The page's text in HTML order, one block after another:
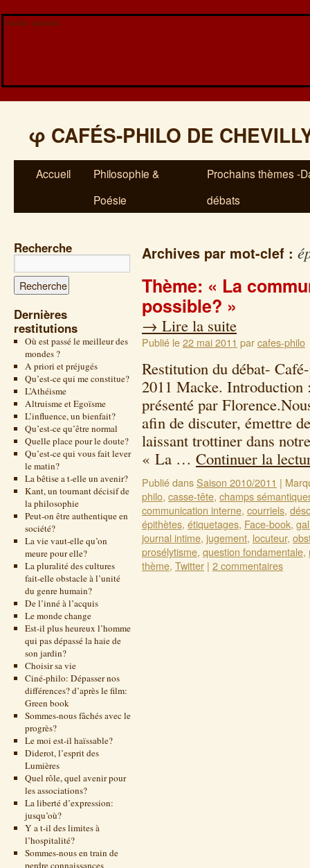
Veuillez patienter...
φ CAFÉS-PHILO DE
Accueil
Philosophie &
Poésie
Prochains thèmes -
débats
Recherche
Dernières
restitutions
Où est passé le meilleur des
mondes ?
A priori et préjugés
Qu’est-ce qui me constitue?
L’Athéisme
Altruisme et Egoïsme
L’influence, un bienfait?
Qu’est-ce qu’être normal
Quelle place pour le doute?
Qu’est-ce qui vous fait lever
le matin?
La bêtise a t-elle un avenir?
Kant, un tournant décisif de
la philosophie
Peut-on être authentique en
société?
La vie vaut-elle qu’on
meure pour elle?
La pluralité des cultures
fait-elle obstacle à l’unité
du genre humain?
De l’inné à l’acquis
Le monde change
Est-il plus heureux l’homme
qui pas dépassé la haie de
son jardin?
Choisir sa vie
Ciné-philo: Dépasser nos
différences? d’après le film:
Green book
Sommes-nous fâchés avec le
progrès?
Le moi est-il haïssable?
Diderot, l’esprit des
Lumières
Quel rôle, quel avenir pour
les associations?
La liberté d’expression:
jusqu’où?
Y a t-il des limites à
l’hospitalité?
Sommes-nous en train de
perdre connaissances
Archives par mot-clef :
Thème: « La
possible? »
→ Lire la suite
Publié le22 mai 2011 parcafes-philo
Restitution du débat-
2011 Macke. Introduction
présenté par
afin de discuter, émettre
laissant trottiner dans
« La … Continuer la
Publié dansSaison 2010/2011 |
philo, casse-tête, champs
communication interne, courriels,
épithètes, étiquetages, Face-book,
journal intime, jugement, locuteur,
prosélytisme, question fondamentale,
thème, Twitter | 2 commentaires